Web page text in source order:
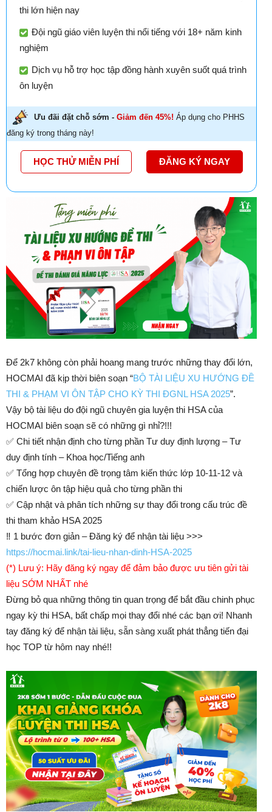
thi lớn hiện nay
Đội ngũ giáo viên luyện thi nổi tiếng với 18+ năm kinh
nghiệm
Dịch vụ hỗ trợ học tập đồng hành xuyên suốt quá trình
ôn luyện
Ưu đãi đặt chỗ sớm - Giảm đến 45%! Áp dụng cho PHHS
đăng ký trong tháng này!
HỌC THỬ MIỄN PHÍ ĐĂNG KÝ NGAY
Để 2k7 không còn phải hoang mang trước những thay đổi lớn,
HOCMAI đã kịp thời biên soạn “BỘ TÀI LIỆU XU HƯỚNG ĐỀ
THI & PHẠM VI ÔN TẬP CHO KỲ THI ĐGNL HSA 2025”.
Vậy bộ tài liệu do đội ngũ chuyên gia luyện thi HSA của
HOCMAI biên soạn sẽ có những gì nhỉ?!!!
✅ Chi tiết nhận định cho từng phần Tư duy định lượng – Tư
duy định tính – Khoa học/Tiếng anh
✅ Tổng hợp chuyên đề trọng tâm kiến thức lớp 10-11-12 và
chiến lược ôn tập hiệu quả cho từng phần thi
✅ Cập nhật và phân tích những sự thay đổi trong cấu trúc đề
thi tham khảo HSA 2025
‼️ 1 bước đơn giản – Đăng ký để nhận tài liệu >>>
https://hocmai.link/tai-lieu-nhan-dinh-HSA-2025
(*) Lưu ý: Hãy đăng ký ngay để đảm bảo được ưu tiên gửi tài
liệu SỚM NHẤT nhé
Đừng bỏ qua những thông tin quan trọng để bắt đầu chinh phục
ngay kỳ thi HSA, bất chấp mọi thay đổi nhé các bạn ơi! Nhanh
tay đăng ký để nhận tài liệu, sẵn sàng xuất phát thẳng tiến đại
học TOP từ hôm nay nhé!!